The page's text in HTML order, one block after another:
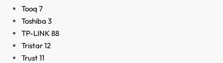
Tooq 7
Toshiba 3
TP-LINK 88
Tristar12
Trust11